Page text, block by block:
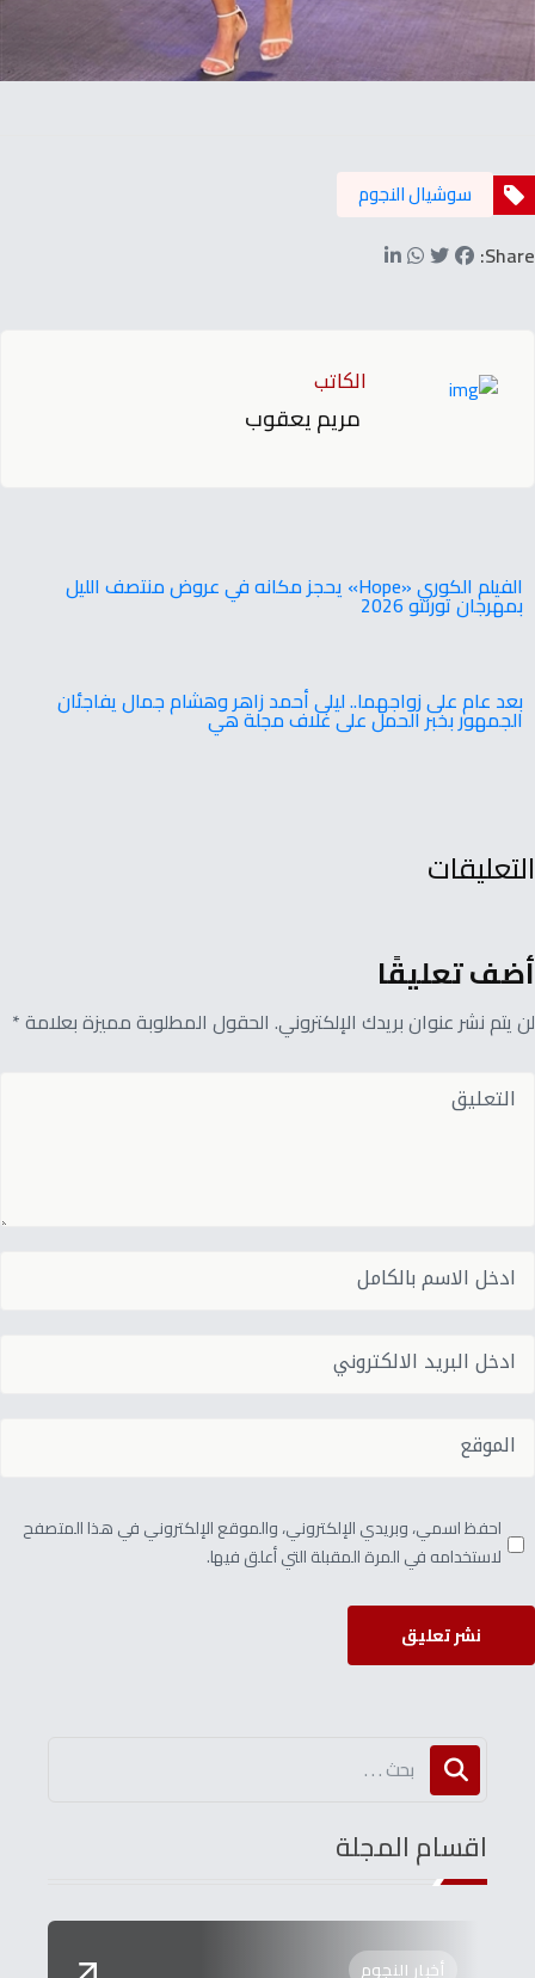
سوشيال النجوم
Share:
الكاتب
مريم يعقوب
‬بمهرجان‭ ‬تورنتو ‭ ‬2026
‬الجمهور‭ ‬بخبر‭ ‬الحمل‭ ‬على‭ ‬غلاف‭ ‬مجلة‭ ‬هي
التعليقات
أضف تعليقًا
لن يتم نشر عنوان بريدك الإلكتروني. الحقول المطلوبة مميزة بعلامة *
احفظ اسمي، وبريدي الإلكتروني، والموقع الإلكتروني في هذا المتصفح
لاستخدامه في المرة المقبلة التي أعلق فيها.
نشر تعليق
اقسام المجلة
أخبار النجوم